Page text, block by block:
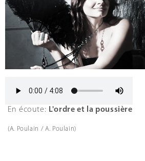
En écoute: L'ordre et la poussière
(A. Poulain / A. Poulain)